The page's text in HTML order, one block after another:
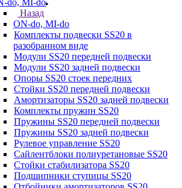
do, MI-do
Назад
ON-do, MI-do
Комплекты подвески SS20 в
разобранном виде
Модули SS20 передней подвески
Модули SS20 задней подвески
Опоры SS20 стоек передних
Стойки SS20 передней подвески
Амортизаторы SS20 задней подвески
Комплекты пружин SS20
Пружины SS20 передней подвески
Пружины SS20 задней подвески
Рулевое управление SS20
Сайлентблоки полиуретановые SS20
Стойки стабилизатора SS20
Подшипники ступицы SS20